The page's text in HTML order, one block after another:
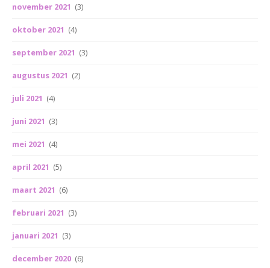
november 2021 (3)
oktober 2021 (4)
september 2021 (3)
augustus 2021 (2)
juli 2021 (4)
juni 2021 (3)
mei 2021 (4)
april 2021 (5)
maart 2021 (6)
februari 2021 (3)
januari 2021 (3)
december 2020 (6)